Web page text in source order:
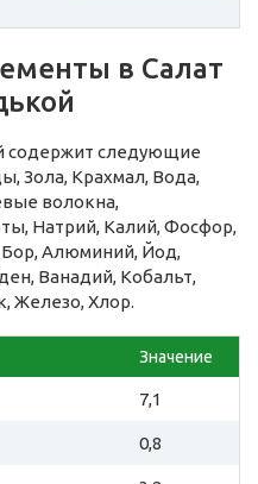
в Салат
содержит следующие
Зола, Крахмал, Вода,
волокна,
Натрий, Калий, Фосфор,
Алюминий, Йод,
Ванадий, Кобальт,
Железо, Хлор.
Значение
7,1
0,8